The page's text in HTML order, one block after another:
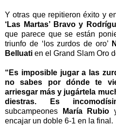
Y otras que repitieronéxito y
‘Las Martas’ Bravo y Rodrí
que parece que se están
triunfo de ‘ los zurdos de oro’
Belluati en el Grand Slam Oro
“ Es imposible jugar a las
no sabes por dónde te
arriesgar más y jugártela
diestras. Es incomod í
subcampeones
María Rubio
encajar un doble 6-1 en la final.